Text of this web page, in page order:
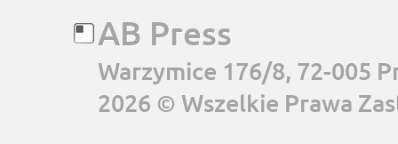
AB Press
Warzymice 176/8, 72-005
2026 © Wszelkie Prawa